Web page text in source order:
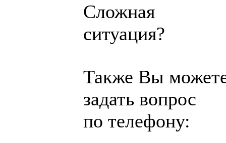
Сложная
ситуация?
Также Вы
задать вопрос
по телефону: